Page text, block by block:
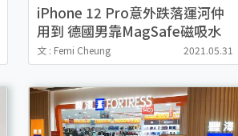
iPhone 12 Pro意外跌落運河仲
用到 德國男靠MagSafe磁吸水
中釣回 仲釣到Switch遊戲機
文 : Femi Cheung 2021.05.31